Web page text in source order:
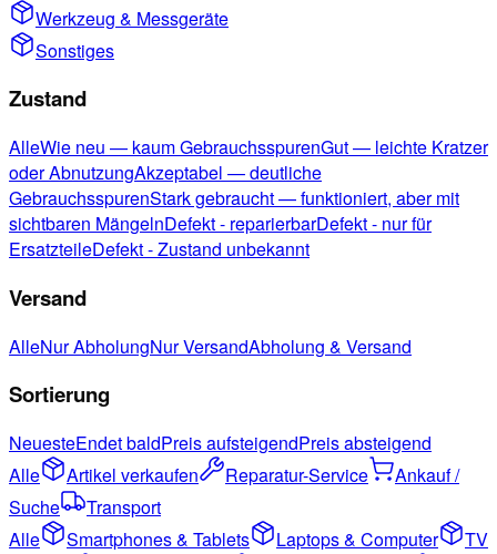
Werkzeug & Messgeräte
Sonstiges
Zustand
AlleWie neu — kaum GebrauchsspurenGut — leichte Kratzer
oder AbnutzungAkzeptabel — deutliche
GebrauchsspurenStark gebraucht — funktioniert, aber mit
sichtbaren MängelnDefekt - reparierbarDefekt - nur für
ErsatzteileDefekt - Zustand unbekannt
Versand
AlleNur AbholungNur VersandAbholung & Versand
Sortierung
NeuesteEndet baldPreis aufsteigendPreis absteigend
Alle
Artikel verkaufen Reparatur-Service
Ankauf /
Suche
Transport
Alle
Smartphones & Tablets Laptops & Computer
TV